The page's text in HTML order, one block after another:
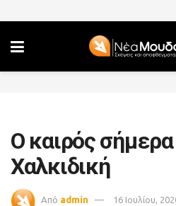
Ο καιρός
Χαλκιδική
Από admin 16 Ιουλίου,